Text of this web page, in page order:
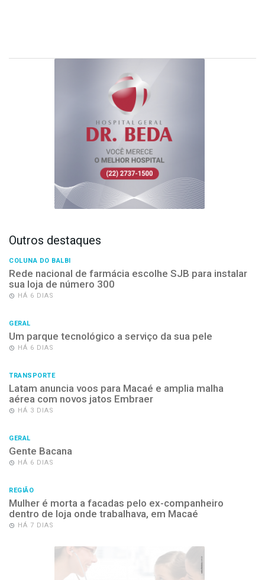
Outros destaques
COLUNA DO BALBI
Rede nacional de farmácia escolhe SJB para instalar
sua loja de número 300
HÁ 6 DIAS
GERAL
Um parque tecnológico a serviço da sua pele
HÁ 6 DIAS
TRANSPORTE
Latam anuncia voos para Macaé e amplia malha
aérea com novos jatos Embraer
HÁ 3 DIAS
GERAL
Gente Bacana
HÁ 6 DIAS
REGIÃO
Mulher é morta a facadas pelo ex-companheiro
dentro de loja onde trabalhava, em Macaé
HÁ 7 DIAS